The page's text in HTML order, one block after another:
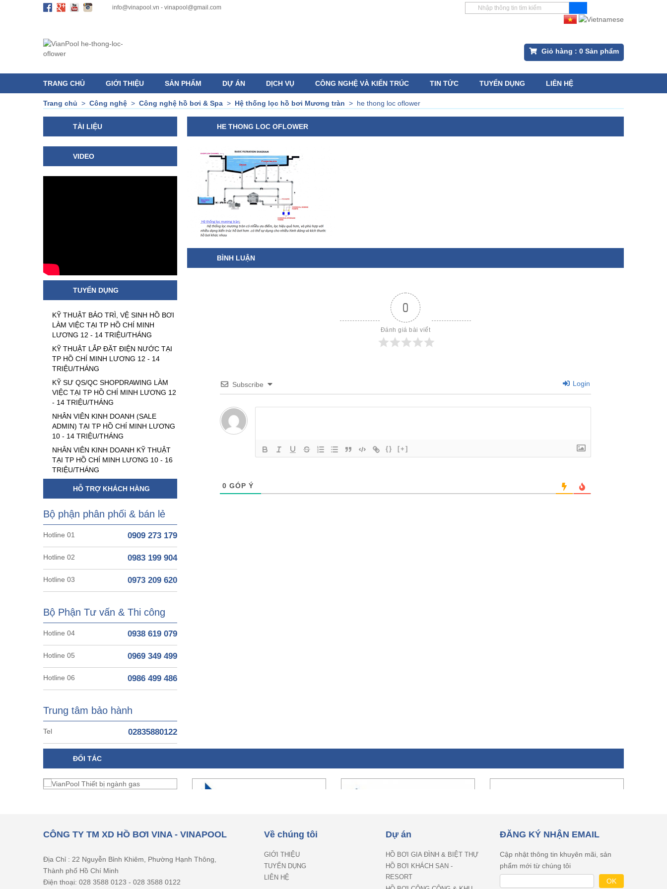
info@vinapool.vn - vinapool@gmail.com
Giỏ hàng : 0 Sản phẩm
TRANG CHỦ GIỚI THIỆU SẢN PHẨM DỰ ÁN DỊCH VỤ CÔNG NGHỆ VÀ KIẾN TRÚC TIN TỨC TUYỂN DỤNG LIÊN HỆ
Trang chủ > Công nghệ > Công nghệ hồ bơi & Spa > Hệ thống lọc hồ bơi Mương tràn > he thong loc oflower
TÀI LIỆU
VIDEO
TUYỂN DỤNG
KỸ THUẬT BẢO TRÌ, VỆ SINH HỒ BƠI
LÀM VIỆC TẠI TP HỒ CHÍ MINH
LƯƠNG 12 - 14 TRIỆU/THÁNG
KỸ THUẬT LẮP ĐẶT ĐIỆN NƯỚC TẠI
TP HỒ CHÍ MINH LƯƠNG 12 - 14
TRIỆU/THÁNG
KỸ SƯ QS/QC SHOPDRAWING LÀM
VIỆC TẠI TP HỒ CHÍ MINH LƯƠNG 12
- 14 TRIỆU/THÁNG
NHÂN VIÊN KINH DOANH (SALE
ADMIN) TẠI TP HỒ CHÍ MINH LƯƠNG
10 - 14 TRIỆU/THÁNG
NHÂN VIÊN KINH DOANH KỸ THUẬT
TẠI TP HỒ CHÍ MINH LƯƠNG 10 - 16
TRIỆU/THÁNG
HỖ TRỢ KHÁCH HÀNG
Bộ phận phân phối & bán lẻ
Hotline 01 0909 273 179
Hotline 02 0983 199 904
Hotline 03 0973 209 620
Bộ Phận Tư vấn & Thi công
Hotline 04 0938 619 079
Hotline 05 0969 349 499
Hotline 06 0986 499 486
Trung tâm bảo hành
Tel 02835880122
HE THONG LOC OFLOWER
BÌNH LUẬN
0
Đánh giá bài viết
Subscribe Login
{} [+]
0 GÓP Ý
ĐỐI TÁC
CÔNG TY TM XD HỒ BƠI VINA - VINAPOOL
Địa Chỉ : 22 Nguyễn Bỉnh Khiêm, Phường Hạnh Thông,
Thành phố Hồ Chí Minh
Điện thoại: 028 3588 0123 - 028 3588 0122
Về chúng tôi
GIỚI THIỆU
TUYỂN DỤNG
LIÊN HỆ
Dự án
HỒ BƠI GIA ĐÌNH & BIỆT THỰ
HỒ BƠI KHÁCH SẠN -
RESORT
ĐĂNG KÝ NHẬN EMAIL
Cập nhật thông tin khuyên mãi, sản
phẩm mới từ chúng tôi